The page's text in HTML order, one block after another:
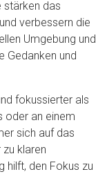
stärken das
verbessern die
Umgebung und
Gedanken und
fokussierter als
oder an einem
sich auf das
klaren
hilft, den Fokus zu